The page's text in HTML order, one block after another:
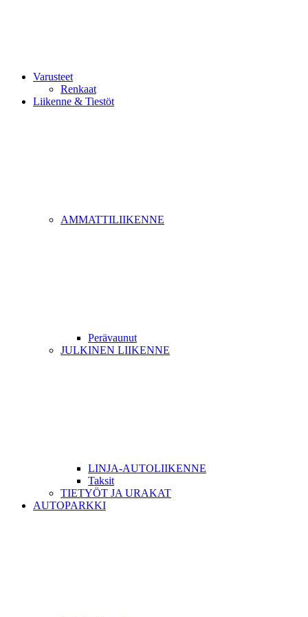
Varusteet
Renkaat
Liikenne & Tiestöt
AMMATTILIIKENNE
Perävaunut
JULKINEN LIIKENNE
LINJA-AUTOLIIKENNE
Taksit
TIETYÖT JA URAKAT
AUTOPARKKI